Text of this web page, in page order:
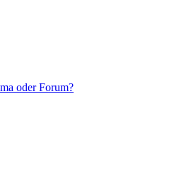
oder Forum?